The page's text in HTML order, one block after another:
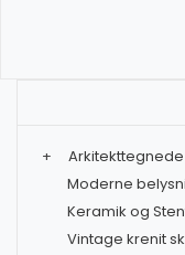
+
Moderne
Keramik og
Vintage krenit